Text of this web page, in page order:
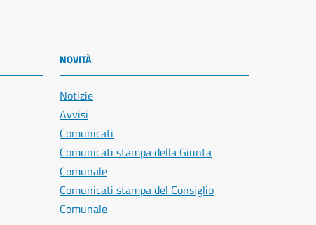
NOVITÀ
Notizie
Avvisi
Comunicati
Comunicati stampa della Giunta
Comunale
Comunicati stampa del Consiglio
Comunale